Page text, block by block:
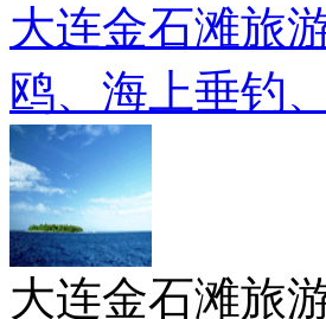
大连金石滩旅
鸥、海上垂钓、
大连金石滩旅